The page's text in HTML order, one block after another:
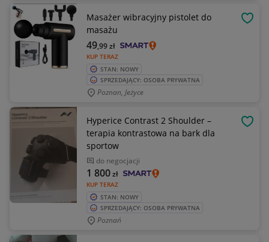
Masażer wibracyjny pistolet do
masażu
KUP TERAZ
49,99zł
STAN: NOWY
SPRZEDAJĄCY: OSOBA PRYWATNA
Poznan, Jeżyce
Hyperice Contrast 2 Shoulder –
terapia kontrastowa na bark dla
sportow
do negocjacji
KUP TERAZ
1 800zł
STAN: NOWY
SPRZEDAJĄCY: OSOBA PRYWATNA
Poznań